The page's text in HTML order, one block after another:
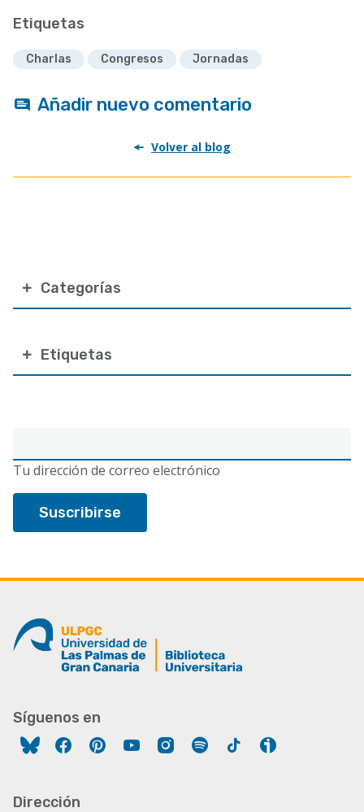
electrónico
Tu dirección de correo electrónico
Categorías
Etiquetas
Etiquetas
Charlas Congresos Jornadas
Añadir nuevo comentario
Volver al blog
Síguenos en
FacebookPinterestYouTubeInstagram
Spotify Tiktok
Dirección